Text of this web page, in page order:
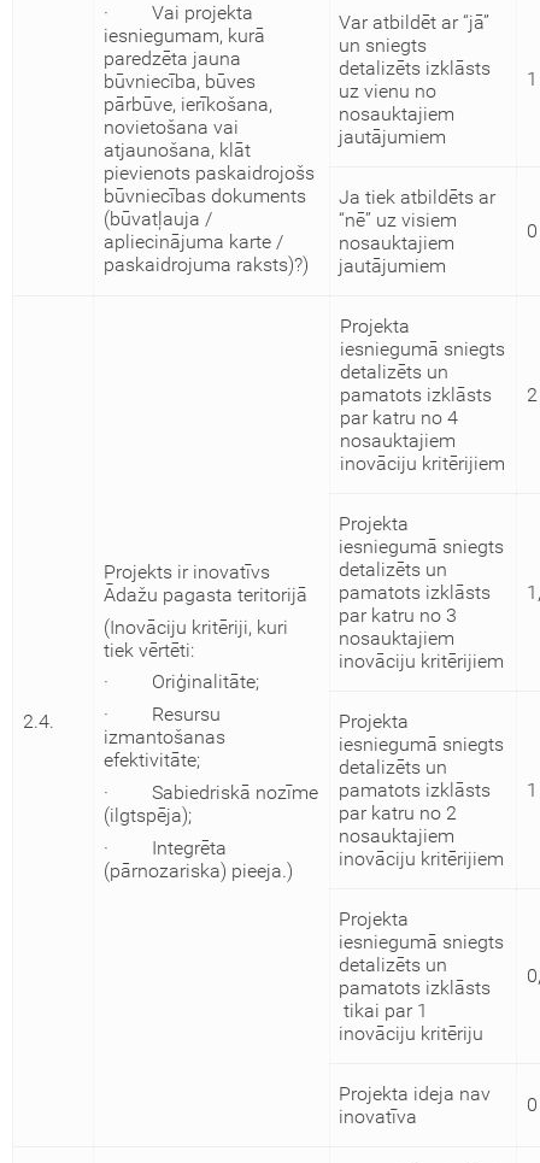
· Vai projekta
iesniegumam, kurā
paredzēta jauna
būvniecība, būves
pārbūve, ierīkošana,
novietošana vai
atjaunošana, klāt
pievienots paskaidrojošs
būvniecības dokuments
(būvatļauja /
apliecinājuma karte /
paskaidrojuma raksts)?)
Var atbildēt ar “jā”
un sniegts
detalizēts izklāsts
uz vienu no
nosauktajiem
jautājumiem
1
Ja tiek atbildēts ar
“nē” uz visiem
nosauktajiem
jautājumiem
0
2.4.
Projekts ir inovatīvs
Ādažu pagasta teritorijā
(Inovāciju kritēriji, kuri
tiek vērtēti:
· Oriģinalitāte;
· Resursu
izmantošanas
efektivitāte;
· Sabiedriskā nozīme
(ilgtspēja);
· Integrēta
(pārnozariska) pieeja.)
Projekta
iesniegumā sniegts
detalizēts un
pamatots izklāsts
par katru no 4
nosauktajiem
inovāciju kritērijiem
2
Projekta
iesniegumā sniegts
detalizēts un
pamatots izklāsts
par katru no 3
nosauktajiem
inovāciju kritērijiem
Projekta
iesniegumā sniegts
detalizēts un
pamatots izklāsts
par katru no 2
nosauktajiem
inovāciju kritērijiem
1
Projekta
iesniegumā sniegts
detalizēts un
pamatots izklāsts
tikai par 1
inovāciju kritēriju
Projekta ideja nav
inovatīva
0